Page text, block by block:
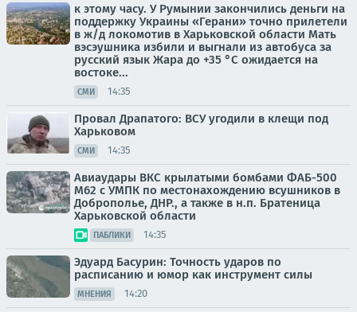
к этому часу. У Румынии закончились деньги на
поддержку Украины «Герани» точно прилетели
в ж/д локомотив в Харьковской области Мать
вэсэушника избили и выгнали из автобуса за
русский язык Жара до +35 °С ожидается на
востоке...
СМИ 14:35
Провал Драпатого: ВСУ угодили в клещи под
Харьковом
СМИ 14:35
Авиаудары ВКС крылатыми бомбами ФАБ-500
М62 с УМПК по местонахождению всушников в
Доброполье, ДНР., а также в н.п. Братеница
Харьковской области
ПАБЛИКИ 14:35
Эдуард Басурин: Точность ударов по
расписанию и юмор как инструмент силы
МНЕНИЯ 14:20